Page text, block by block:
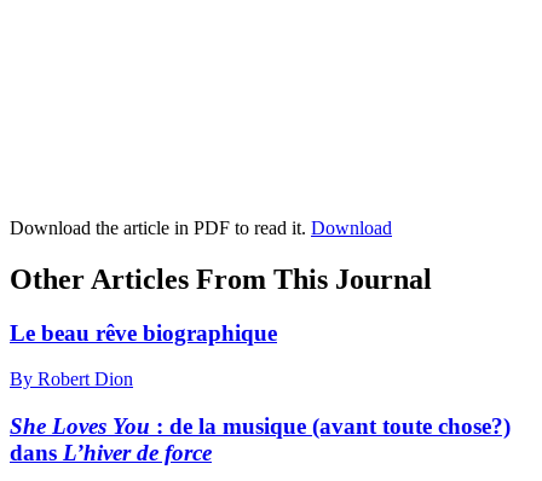
Download the article in PDF to read it. Download
Other Articles From This Journal
Le beau rêve biographique
By Robert Dion
She Loves You : de la musique (avant toute chose?)
dans L’hiver de force